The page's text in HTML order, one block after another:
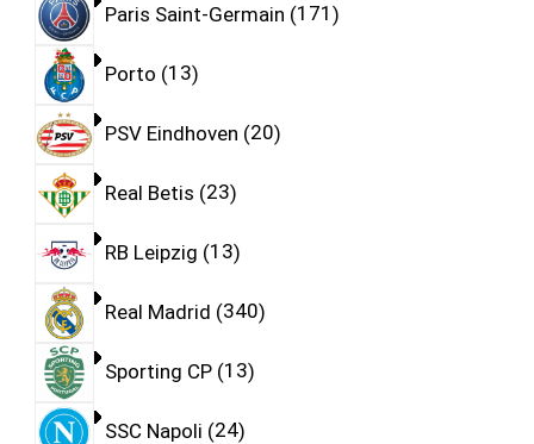
Paris Saint-Germain 171
Porto 13
PSV Eindhoven 20
Real Betis 23
RB Leipzig 13
Real Madrid 340
Sporting CP 13
SSC Napoli 24